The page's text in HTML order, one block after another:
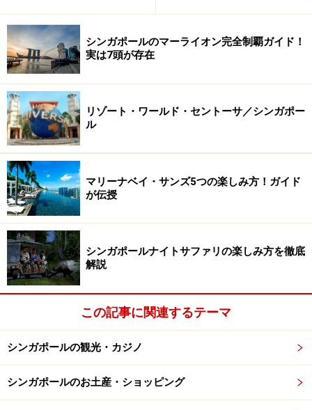
その他にも、高タンパクでヘルシーという、カエルの足
のお粥もお勧めということでした。
薄くスライスされた魚はお粥とベストマッチ
サイドディッシュとして人気なのは、魚生（中華風の刺
身）。お店一押しの松魚（スズキの一種、3.5シンガポー
ルドル）をいただきました。ごま油と、コリアンダー、
ネギがかかった魚生は、やや柔らかめ。ちょっと小骨が
感じられるものの、新鮮な魚の食感を満喫できます。自
然な甘みのある生姜がすっきりとした後味です。地元の
人は、この魚生をお粥にひたして食べていました。
シンガポールのマーライオン完全制覇ガイド！
実は7頭が存在
リゾート・ワールド・セントーサ／シンガポー
ル
マリーナベイ・サンズ5つの楽しみ方！ガイド
が伝授
シンガポールナイトサファリの楽しみ方を徹底
解説
この記事に関連するテーマ
シンガポールの観光・カジノ
シンガポールのお土産・ショッピング